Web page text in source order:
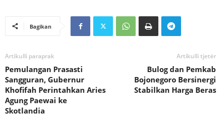
Bagikan
Artikulli paraprak
Pemulangan Prasasti
Sangguran, Gubernur
Khofifah Perintahkan Aries
Agung Paewai ke
Skotlandia
Artikulli tjetër
Bulog dan Pemkab
Bojonegoro Bersinergi
Stabilkan Harga Beras